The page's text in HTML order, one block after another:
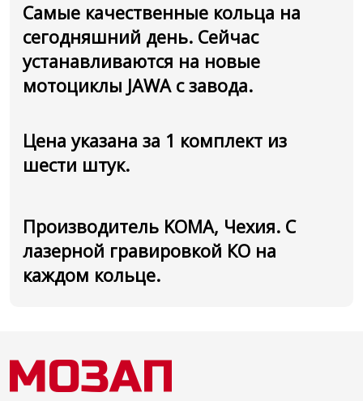
Самые качественные кольца на
сегодняшний день. Сейчас
устанавливаются на новые
мотоциклы JAWA с завода.
Цена указана за 1 комплект из
шести штук.
Производитель KOMA, Чехия. С
лазерной гравировкой КО на
каждом кольце.